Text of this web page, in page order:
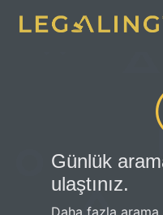
Günlük
ulaştınız.
Daha fazla